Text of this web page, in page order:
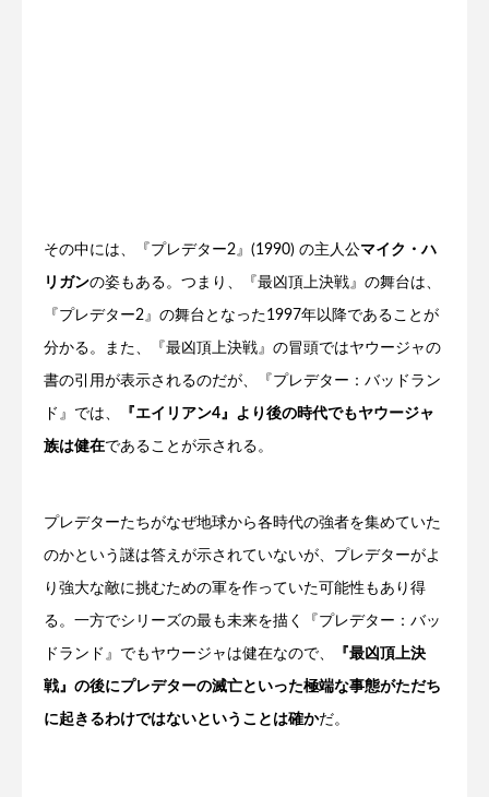
その中には、『プレデター2』(1990) の主人公マイク・ハ
リガンの姿もある。つまり、『最凶頂上決戦』の舞台は、
『プレデター2』の舞台となった1997年以降であることが
分かる。また、『最凶頂上決戦』の冒頭ではヤウージャの
書の引用が表示されるのだが、『プレデター：バッドラン
ド』では、 『エイリアン4』より後の時代でもヤウージャ
族は健在であることが示される。
プレデターたちがなぜ地球から各時代の強者を集めていた
のかという謎は答えが示されていないが、プレデターがよ
り強大な敵に挑むための軍を作っていた可能性もあり得
る。一方でシリーズの最も未来を描く『プレデター：バッ
ドランド』でもヤウージャは健在なので、 『最凶頂上決
戦』の後にプレデターの滅亡といった極端な事態がただち
に起きるわけではないということは確かだ。